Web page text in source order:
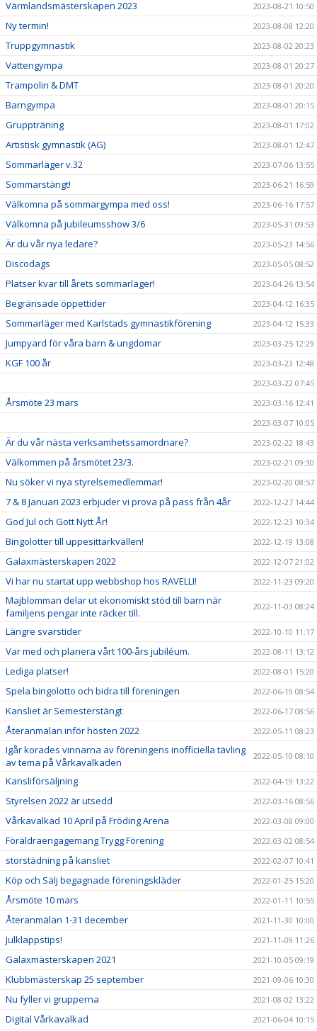
Värmlandsmästerskapen 2023 2023-08-21 10:50
Ny termin! 2023-08-08 12:20
Truppgymnastik 2023-08-02 20:23
Vattengympa 2023-08-01 20:27
Trampolin & DMT 2023-08-01 20:20
Barngympa 2023-08-01 20:15
Gruppträning 2023-08-01 17:02
Artistisk gymnastik (AG) 2023-08-01 12:47
Sommarläger v.32 2023-07-06 13:55
Sommarstängt! 2023-06-21 16:59
Välkomna på sommargympa med oss! 2023-06-16 17:57
Välkomna på jubileumsshow 3/6 2023-05-31 09:53
Är du vår nya ledare? 2023-05-23 14:56
Discodags 2023-05-05 08:52
Platser kvar till årets sommarläger! 2023-04-26 13:54
Begränsade öppettider 2023-04-12 16:35
Sommarläger med Karlstads gymnastikförening 2023-04-12 15:33
Jumpyard för våra barn & ungdomar 2023-03-25 12:29
KGF 100 år
2023-03-23 12:48
2023-03-22 07:45
Årsmöte 23 mars
2023-03-16 12:41
2023-03-07 10:05
Är du vår nästa verksamhetssamordnare? 2023-02-22 18:43
Välkommen på årsmötet 23/3. 2023-02-21 09:30
Nu söker vi nya styrelsemedlemmar! 2023-02-20 08:57
7 & 8 Januari 2023 erbjuder vi prova på pass från 4år 2022-12-27 14:44
God Jul och Gott Nytt År! 2022-12-23 10:34
Bingolotter till uppesittarkvällen! 2022-12-19 13:08
Galaxmästerskapen 2022 2022-12-07 21:02
Vi har nu startat upp webbshop hos RAVELLI! 2022-11-23 09:20
Majblomman delar ut ekonomiskt stöd till barn när
familjens pengar inte räcker till.
2022-11-03 08:24
Längre svarstider 2022-10-10 11:17
Var med och planera vårt 100-års jubiléum. 2022-08-11 13:12
Lediga platser! 2022-08-01 15:20
Spela bingolotto och bidra till föreningen 2022-06-19 08:54
Kansliet är Semesterstängt 2022-06-17 08:56
Återanmälan inför hösten 2022 2022-05-11 08:23
Igår korades vinnarna av föreningens inofficiella tävling
av tema på Vårkavalkaden
2022-05-10 08:10
Kansliförsäljning 2022-04-19 13:22
Styrelsen 2022 är utsedd 2022-03-16 08:56
Vårkavalkad 10 April på Fröding Arena 2022-03-08 09:00
Föräldraengagemang Trygg Förening 2022-03-02 08:54
storstädning på kansliet 2022-02-07 10:41
Köp och Sälj begagnade föreningskläder 2022-01-25 15:20
Årsmöte 10 mars 2022-01-11 10:55
Återanmälan 1-31 december 2021-11-30 10:00
Julklappstips! 2021-11-09 11:26
Galaxmästerskapen 2021 2021-10-05 09:19
Klubbmästerskap 25 september 2021-09-06 10:30
Nu fyller vi grupperna 2021-08-02 13:22
Digital Vårkavalkad 2021-06-04 10:15